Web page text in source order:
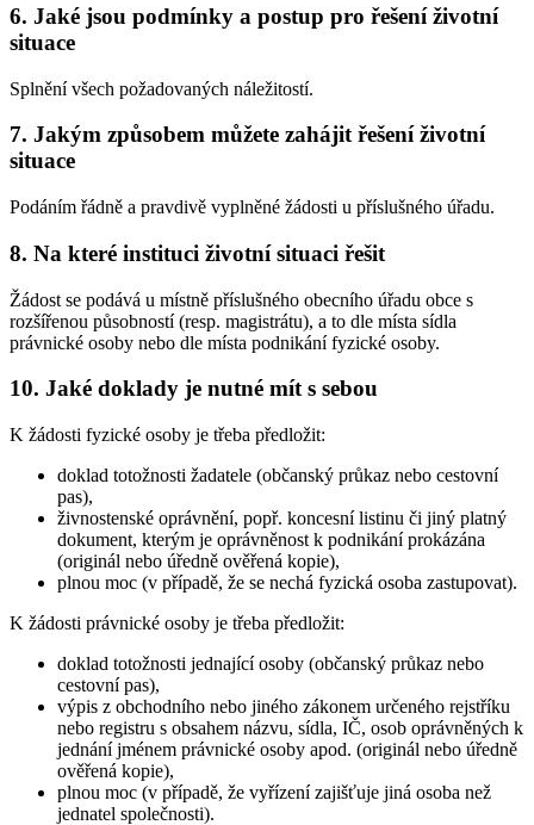
6. Jaké jsou podmínky a postup pro řešení životní
situace
Splnění všech požadovaných náležitostí.
7. Jakým způsobem můžete zahájit řešení životní
situace
Podáním řádně a pravdivě vyplněné žádosti u příslušného úřadu.
8. Na které instituci životní situaci řešit
Žádost se podává u místně příslušného obecního úřadu obce s
rozšířenou působností (resp. magistrátu), a to dle místa sídla
právnické osoby nebo dle místa podnikání fyzické osoby.
10. Jaké doklady je nutné mít s sebou
K žádosti fyzické osoby je třeba předložit:
doklad totožnosti žadatele (občanský průkaz nebo cestovní
pas),
živnostenské oprávnění, popř. koncesní listinu či jiný platný
dokument, kterým je oprávněnost k podnikání prokázána
(originál nebo úředně ověřená kopie),
plnou moc (v případě, že se nechá fyzická osoba zastupovat).
K žádosti právnické osoby je třeba předložit:
doklad totožnosti jednající osoby (občanský průkaz nebo
cestovní pas),
výpis z obchodního nebo jiného zákonem určeného rejstříku
nebo registru s obsahem názvu, sídla, IČ, osob oprávněných k
jednání jménem právnické osoby apod. (originál nebo úředně
ověřená kopie),
plnou moc (v případě, že vyřízení zajišťuje jiná osoba než
jednatel společnosti).